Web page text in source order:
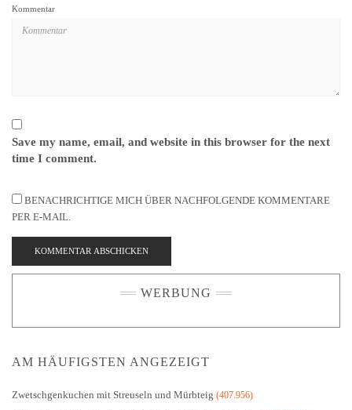
Kommentar
Save my name, email, and website in this browser for the next
time I comment.
BENACHRICHTIGE MICH ÜBER NACHFOLGENDE KOMMENTARE
PER E-MAIL.
WERBUNG
AM HÄUFIGSTEN ANGEZEIGT
Zwetschgenkuchen mit Streuseln und Mürbteig (407.956)